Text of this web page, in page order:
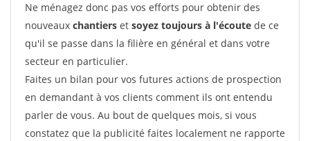
Ne ménagez donc pas vos efforts pour obtenir des
nouveaux chantiers et soyez toujours à l'écoute de ce
qu'il se passe dans la filière en général et dans votre
secteur en particulier.
Faites un bilan pour vos futures actions de prospection
en demandant à vos clients comment ils ont entendu
parler de vous. Au bout de quelques mois, si vous
constatez que la publicité faites localement ne rapporte